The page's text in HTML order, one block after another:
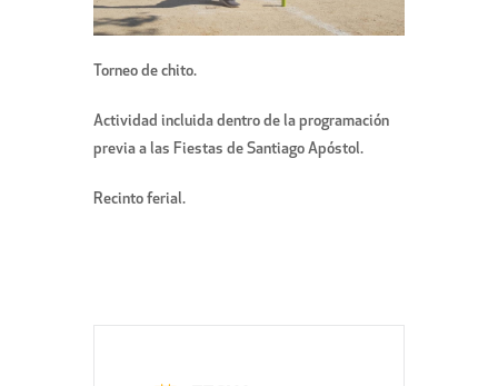
Torneo de chito.
Actividad incluida dentro de la programación
previa a las Fiestas de Santiago Apóstol.
Recinto ferial.